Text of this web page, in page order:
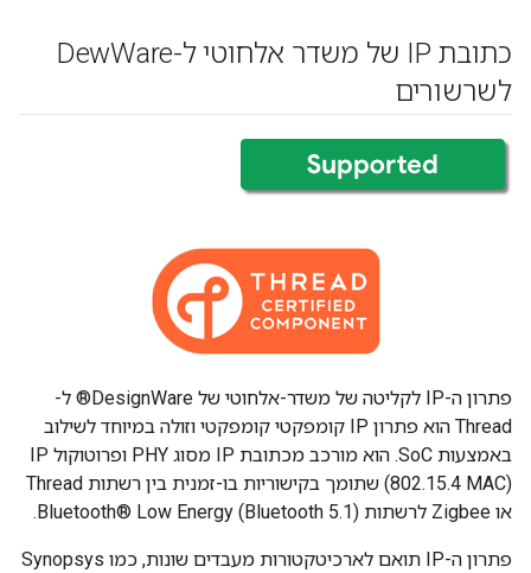
כתובת IP של משדר אלחוטי ל-Dew
Ware
לשרשורים
פתרון ה-IP לקליטה של משדר-אלחוטי של DesignWare® ל-
Thread הוא פתרון IP קומפקטי קומפקטי וזולה במיוחד לשילוב
באמצעות SoC. הוא מורכב מכתובת IP מסוג PHY ופרוטוקול IP
(802.15.4 MAC) שתומך בקישוריות בו-זמנית בין רשתות Thread
או Zigbee לרשתות Bluetooth® Low Energy (Bluetooth 5.1).
פתרון ה-IP תואם לארכיטקטורות מעבדים שונות, כמו Synopsys